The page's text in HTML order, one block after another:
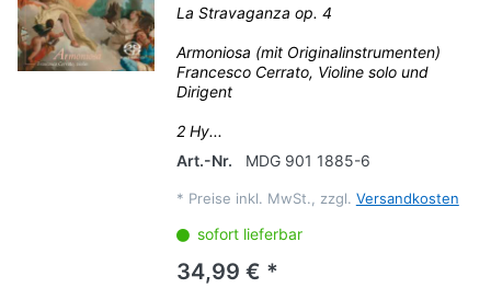
La Stravaganza op. 4
Armoniosa (mit Originalinstrumenten)
Francesco Cerrato, Violine solo und
Dirigent
2 Hy...
Art.-Nr.
MDG 901 1885-6
* Preise inkl. MwSt., zzgl. Versandkosten
sofort lieferbar
34,99 € *